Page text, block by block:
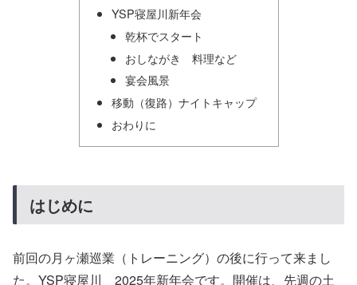
YSP寝屋川新年会
乾杯でスタート
おしながき 料理など
宴会風景
移動（復路）ナイトキャップ
おわりに
はじめに
前回の月ヶ瀬巡業（トレーニング）の後に行って来まし
た。YSP寝屋川 2025年新年会です。開催は、先週の土